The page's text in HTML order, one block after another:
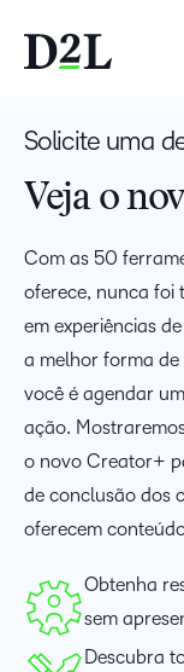
Solicite uma
Veja o
Com as 50
oferece, nunca foi
em experiências
a melhor forma
você é agendar
ação.
o novo Creator+
de conclusão dos
oferecem
Obtenha
sem
Descubra